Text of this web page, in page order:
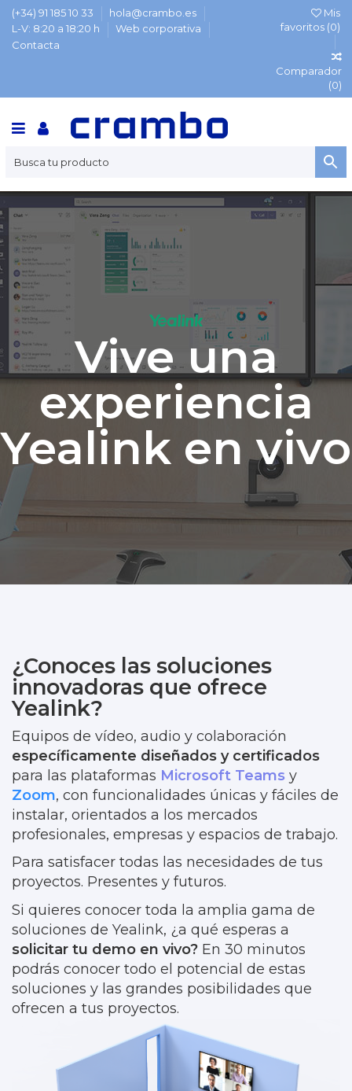
(+34) 91 185 10 33
hola@crambo.es
L-V: 8:20 a 18:20 h
Web corporativa
Contacta
Mis
favoritos (0)
Comparador
(0)
Vive una
experiencia
Yealink en vivo
¿Conoces las soluciones
innovadoras que ofrece
Yealink?
Equipos de vídeo, audio y colaboración
específicamente diseñados y certificados
para las plataformas Microsoft Teams y
Zoom, con funcionalidades únicas y fáciles de
instalar, orientados a los mercados
profesionales, empresas y espacios de trabajo.
Para satisfacer todas las necesidades de tus
proyectos. Presentes y futuros.
Si quieres conocer toda la amplia gama de
soluciones de Yealink, ¿a qué esperas a
solicitar tu demo en vivo? En 30 minutos
podrás conocer todo el potencial de estas
soluciones y las grandes posibilidades que
ofrecen a tus proyectos.